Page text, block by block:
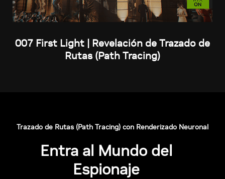
007 First Light | Revelación de Trazado de
Rutas (Path Tracing)
Trazado de Rutas (Path Tracing) con Renderizado Neuronal
Entra al Mundo del
Espionaje